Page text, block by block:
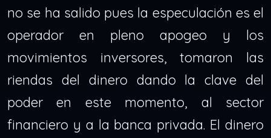
no se ha salido pues la especulación es el
operador en pleno apogeo y los
movimientos inversores, tomaron las
riendas del dinero dando la clave del
poder en este momento, al sector
financiero y a la banca privada. El dinero